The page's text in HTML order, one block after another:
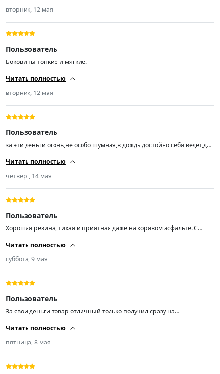
вторник, 12 мая
Пользователь
Боковины тонкие и мягкие.
Читать полностью
вторник, 12 мая
Пользователь
за эти деньги огонь,не особо шумная,в дождь достойно себя ведет,до
Читать полностью
четверг, 14 мая
Пользователь
Хорошая резина, тихая и приятная даже на корявом асфальте. С
уверенно.
Читать полностью
суббота, 9 мая
Пользователь
За свои деньги товар отличный только получил сразу на
мягкая отлично рекомендую продавца спасибо 👍
Читать полностью
пятница, 8 мая